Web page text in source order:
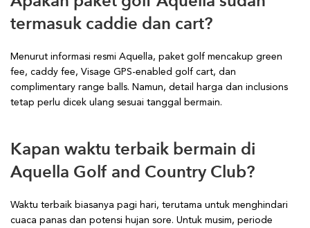
termasuk caddie dan cart?
Menurut informasi resmi Aquella, paket golf mencakup green
fee, caddy fee, Visage GPS-enabled golf cart, dan
complimentary range balls. Namun, detail harga dan inclusions
tetap perlu dicek ulang sesuai tanggal bermain.
Kapan waktu terbaik bermain di
Aquella Golf and Country Club?
Waktu terbaik biasanya pagi hari, terutama untuk menghindari
cuaca panas dan potensi hujan sore. Untuk musim, periode